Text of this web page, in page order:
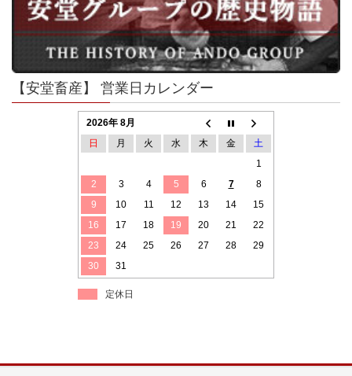
【安堂畜産】 営業日カレンダー
2026年 8月
日
月 火 水 木 金
土
1
2
3 4 5 6 7
8
9
10 11 12 13 14
15
16
17 18 19 20 21
22
23
24 25 26 27 28
29
30
31
定休日